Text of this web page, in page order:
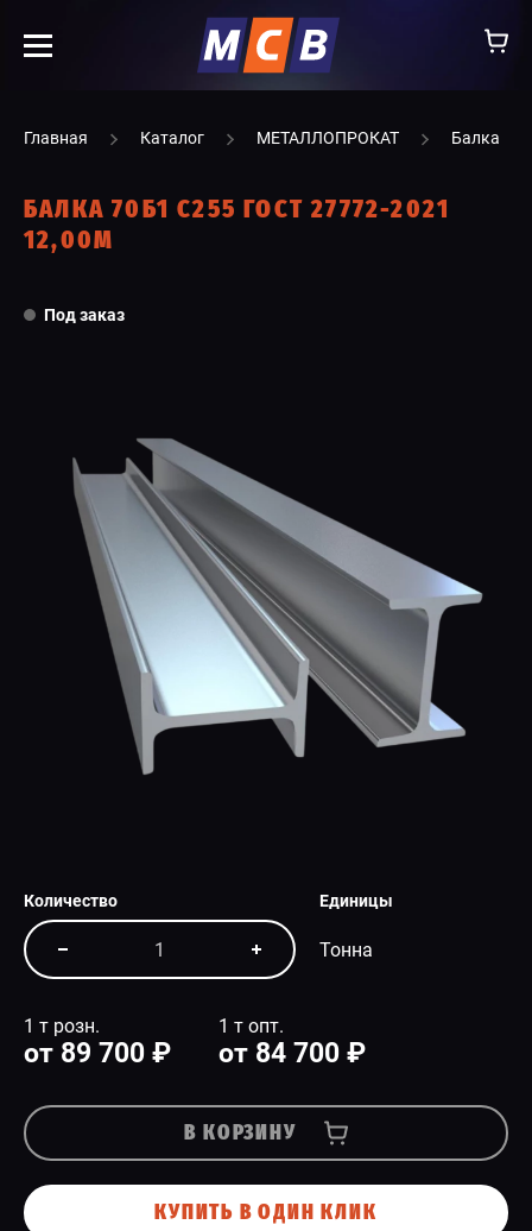
УСЛУГИ
КОНТАКТЫ
СПЕЦПРЕДЛОЖЕНИЕ
Главная Каталог МЕТАЛЛОПРОКАТ Балка
БАЛКА 70Б1 С255 ГОСТ 27772-2021
12,00М
Под заказ
Количество Единицы
Тонна
1 т розн.
от 89 700 ₽
1 т опт.
от 84 700 ₽
В КОРЗИНУ
КУПИТЬ В ОДИН КЛИК